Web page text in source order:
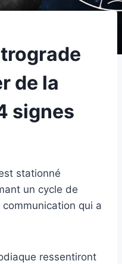
de la
signes
stationné
un cycle de
qui a
ressentiront